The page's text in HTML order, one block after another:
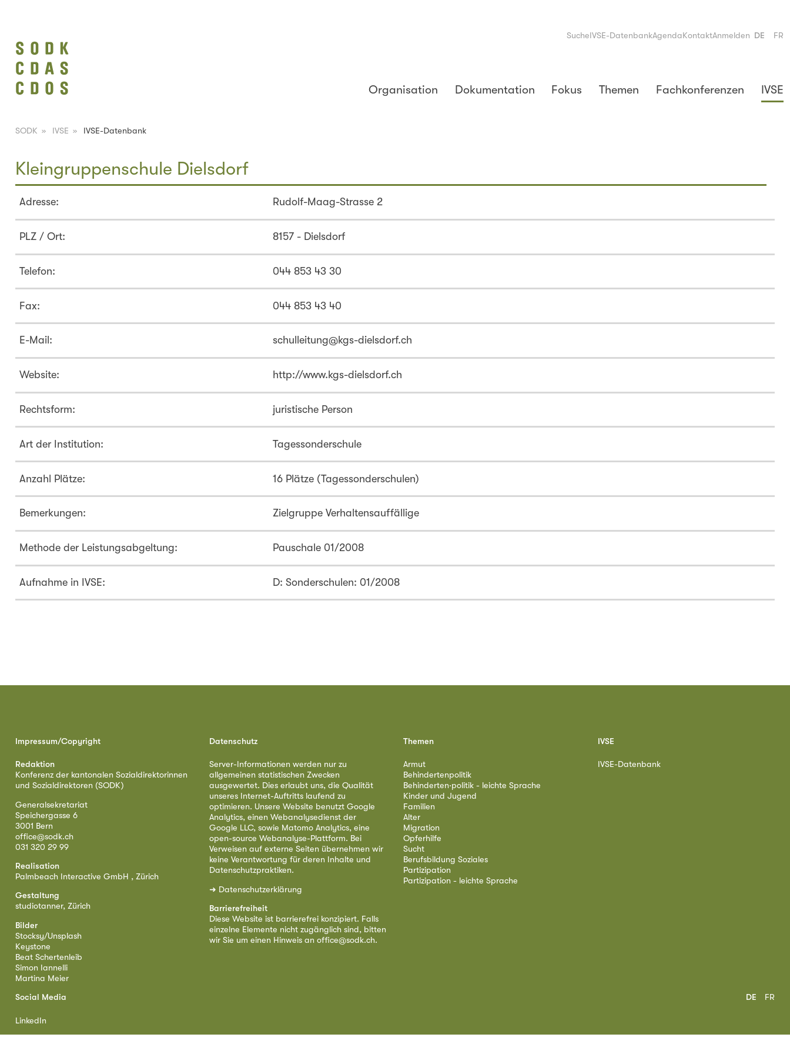
SucheIVSE-DatenbankAgendaKontaktAnmelden DE FR
Organisation Dokumentation Fokus Themen Fachkonferenzen IVSE
SODK » IVSE » IVSE-Datenbank
Kleingruppenschule Dielsdorf
Adresse: Rudolf-Maag-Strasse 2
PLZ / Ort: 8157 - Dielsdorf
Telefon: 044 853 43 30
Fax: 044 853 43 40
E-Mail: schulleitung@kgs-dielsdorf.ch
Website: http://www.kgs-dielsdorf.ch
Rechtsform: juristische Person
Art der Institution: Tagessonderschule
Anzahl Plätze: 16 Plätze (Tagessonderschulen)
Bemerkungen: Zielgruppe Verhaltensauffällige
Methode der Leistungsabgeltung: Pauschale 01/2008
Aufnahme in IVSE: D: Sonderschulen: 01/2008
Impressum/Copyright
Redaktion
Konferenz der kantonalen Sozialdirektorinnen
und Sozialdirektoren (SODK)
Generalsekretariat
Speichergasse 6
3001 Bern
office@sodk.ch
031 320 29 99
Realisation
Palmbeach Interactive GmbH , Zürich
Gestaltung
studiotanner, Zürich
Bilder
Stocksy/Unsplash
Keystone
Beat Schertenleib
Simon Iannelli
Martina Meier
Datenschutz
Server-Informationen werden nur zu
allgemeinen statistischen Zwecken
ausgewertet. Dies erlaubt uns, die Qualität
unseres Internet-Auftritts laufend zu
optimieren. Unsere Website benutzt Google
Analytics, einen Webanalysedienst der
Google LLC, sowie Matomo Analytics, eine
open-source Webanalyse-Plattform. Bei
Verweisen auf externe Seiten übernehmen wir
keine Verantwortung für deren Inhalte und
Datenschutzpraktiken.
➜ Datenschutzerklärung
Barrierefreiheit
Diese Website ist barrierefrei konzipiert. Falls
einzelne Elemente nicht zugänglich sind, bitten
wir Sie um einen Hinweis anoffice@sodk.ch.
Themen
Armut
Behindertenpolitik
Behinderten·politik - leichte Sprache
Kinder und Jugend
Familien
Alter
Migration
Opferhilfe
Sucht
Berufsbildung Soziales
Partizipation
Partizipation - leichte Sprache
IVSE
IVSE-Datenbank
Social Media
LinkedIn
DE FR